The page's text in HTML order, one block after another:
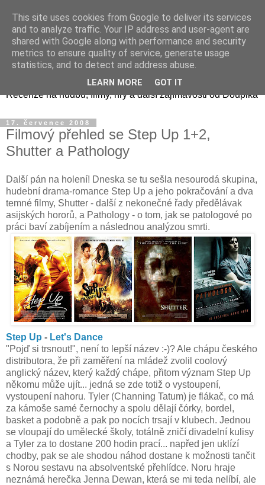
Doupikova mediální směs
Recenze na hudbu, filmy, hry a další zajímavosti od Doupika
17. července 2008
Filmový přehled se Step Up 1+2,
Shutter a Pathology
Další pán na holení! Dneska se tu sešla nesourodá skupina,
hudební drama-romance Step Up a jeho pokračování a dva
temné filmy, Shutter - další z nekonečné řady předělávak
asijských hororů, a Pathology - o tom, jak se patologové po
práci baví zabíjením a následnou analýzou smrti.
Step Up - Let's Dance
"Pojď si trsnout!", není to lepší název :-)? Ale chápu českého
distributora, že při zaměření na mládež zvolil coolový
anglický název, který každý chápe, přitom význam Step Up
někomu může ujít... jedná se zde totiž o vystoupení,
vystoupení nahoru. Tyler (Channing Tatum) je flákač, co má
za kámoše samé černochy a spolu dělají čórky, bordel,
basket a podobně a pak po nocích trsají v klubech. Jednou
se vloupají do umělecké školy, totálně zničí divadelní kulisy
a Tyler za to dostane 200 hodin prací... napřed jen uklízí
chodby, pak se ale shodou náhod dostane k možnosti tančit
s Norou sestavu na absolventské přehlídce. Noru hraje
neznámá herečka Jenna Dewan, která se mi teda nelíbí, ale
This site uses cookies from Google to deliver its services
and to analyze traffic. Your IP address and user-agent are
shared with Google along with performance and security
metrics to ensure quality of service, generate usage
statistics, and to detect and address abuse.
LEARN MORE GOT IT